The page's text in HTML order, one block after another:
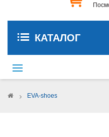
КАТАЛОГ
Переключить
навигации
> EVA-shoes